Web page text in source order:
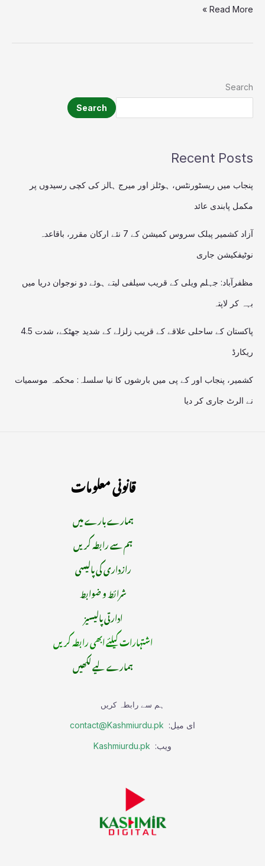
Read More »
Search
Search
Recent Posts
پنجاب میں ریسٹورنٹس، ہوٹلز اور میرج ہالز کی کچی رسیدوں پر
مکمل پابندی عائد
آزاد کشمیر پبلک سروس کمیشن کے 7 نئے ارکان مقرر، باقاعدہ
نوٹیفکیشن جاری
مظفرآباد: جہلم ویلی کے قریب سیلفی لیتے ہوئے دو نوجوان دریا میں
بہہ کر لاپتہ
پاکستان کے ساحلی علاقے کے قریب زلزلے کے شدید جھٹکے، شدت 4.5
ریکارڈ
کشمیر، پنجاب اور کے پی میں بارشوں کا نیا سلسلہ: محکمہ موسمیات
نے الرٹ جاری کر دیا
قانونی معلومات
ہمارے بارے میں
ہم سے رابطہ کریں
رازداری کی پالیسی
شرائط و ضوابط
ادارتی پالیسیز
اشتہارات کیلئے ابھی رابطہ کریں
ہمارے لیے لکھیں
ہم سے رابطہ کریں
ای میل: contact@Kashmiurdu.pk
ویب: Kashmiurdu.pk